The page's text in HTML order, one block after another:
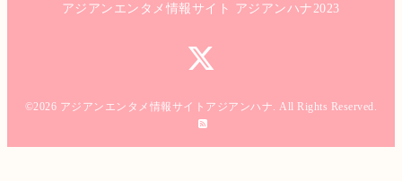
アジアンエンタメ情報サイト アジアンハナ2023
©2026 アジアンエンタメ情報サイトアジアンハナ. All Rights Reserved.